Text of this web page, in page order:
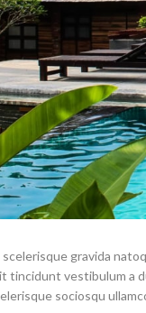
gravida
tincidunt vestibulum a
sociosqu